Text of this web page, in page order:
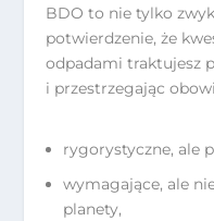
BDO to nie tylko
potwierdzenie, że
odpadami traktujesz
i przestrzegając
rygorystyczne, ale
wymagające, ale
planety,